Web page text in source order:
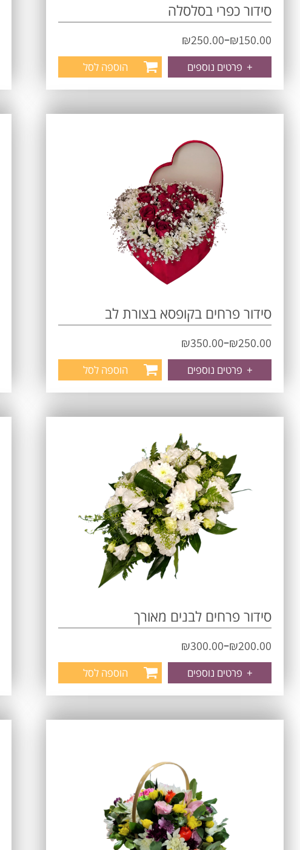
סידור כפרי בסלסלה
₪150.00
–
₪250.00
+ פרטים נוספים הוספה לסל
סידור פרחים בקופסא בצורת לב
₪250.00
–
₪350.00
+ פרטים נוספים הוספה לסל
סידור פרחים לבנים מאורך
₪200.00
–
₪300.00
+ פרטים נוספים הוספה לסל